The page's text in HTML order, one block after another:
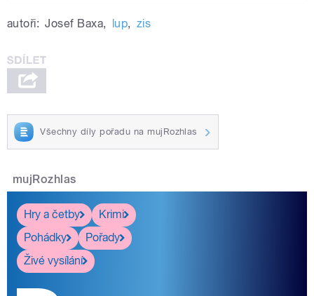
autoři: Josef Baxa, lup, zis
Všechny díly pořadu na mujRozhlas
mujRozhlas
Hry a četby
Krimi
Pohádky
Pořady
Živé vysílání